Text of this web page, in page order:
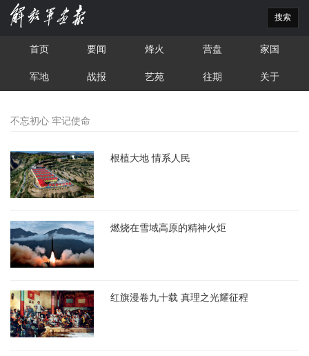
搜索
首页 要闻 烽火 营盘 家国
军地 战报 艺苑 往期 关于
不忘初心 牢记使命
根植大地 情系人民
燃烧在雪域高原的精神火炬
红旗漫卷九十载 真理之光耀征程